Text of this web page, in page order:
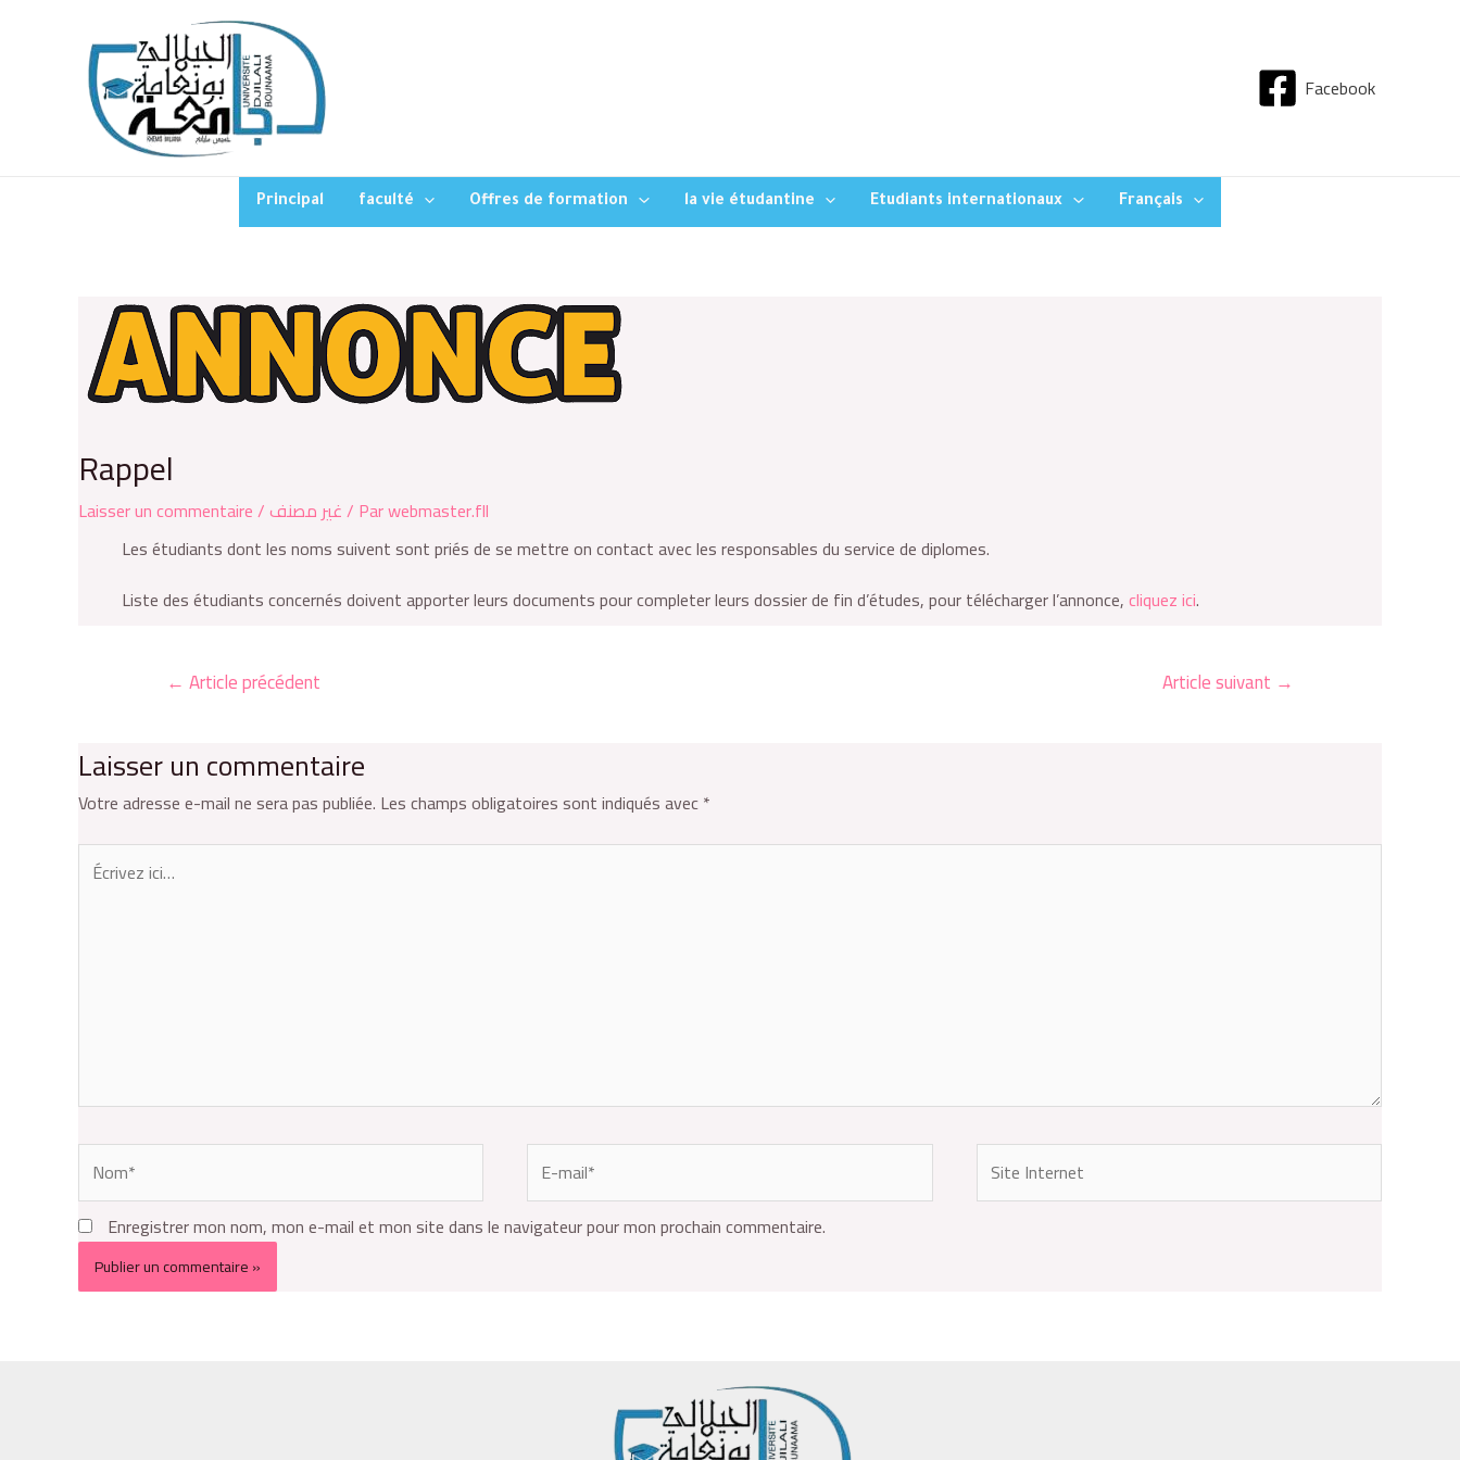
Facebook
Principal faculté Offres de formation la vie étudantine Etudiants internationaux Français
Rappel
Laisser un commentaire/غير مصنف/ Parwebmaster.fll
Les étudiants dont les noms suivent sont priés de se mettre on contact avec les responsables du service de diplomes.
Liste des étudiants concernés doivent apporter leurs documents pour completer leurs dossier de fin d’études, pour télécharger l’annonce,cliquez ici.
← Article précédent Article suivant →
Laisser un commentaire
Votre adresse e-mail ne sera pas publiée. Les champs obligatoires sont indiqués avec*
Enregistrer mon nom, mon e-mail et mon site dans le navigateur pour mon prochain commentaire.